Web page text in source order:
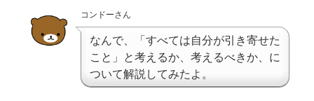
コンドーさん
なんで、「すべては自分が引き寄せた
こと」と考えるか、考えるべきか、に
ついて解説してみたよ。